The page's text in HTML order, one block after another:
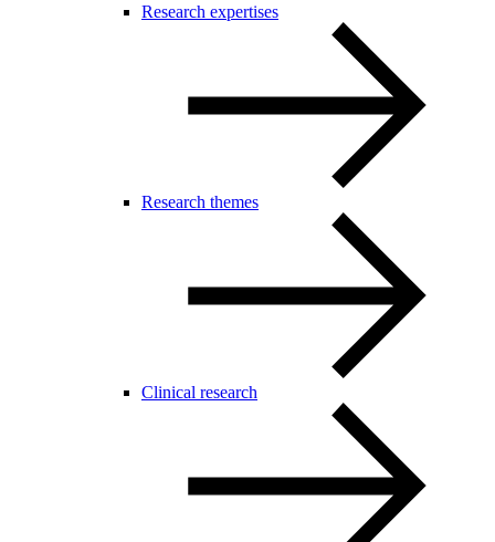
Research expertises
Research themes
Clinical research